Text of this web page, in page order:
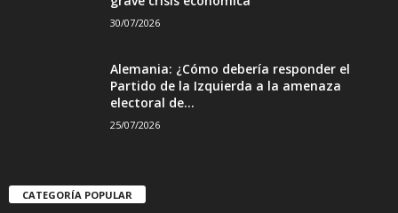
30/07/2026
Alemania: ¿Cómo debería responder el
Partido de la Izquierda a la amenaza
electoral de...
25/07/2026
CATEGORÍA POPULAR